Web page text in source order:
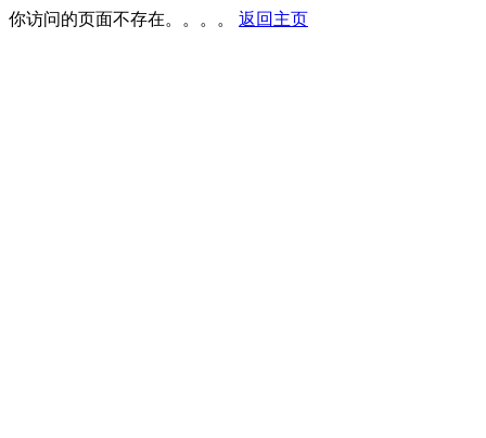
你访问的页面不存在。。。。 返回主页